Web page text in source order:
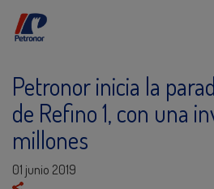
Petronor inicia la
de Refino 1, con una
millones
01 junio 2019